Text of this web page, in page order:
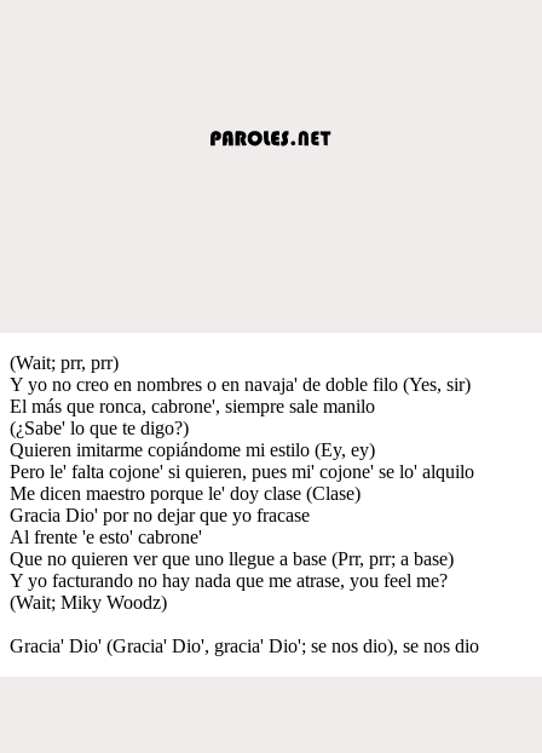
(Wait; prr, prr)
Y yo no creo en nombres o en navaja' de doble filo (Yes, sir)
El más que ronca, cabrone', siempre sale manilo
(¿Sabe' lo que te digo?)
Quieren imitarme copiándome mi estilo (Ey, ey)
Pero le' falta cojone' si quieren, pues mi' cojone' se lo' alquilo
Me dicen maestro porque le' doy clase (Clase)
Gracia Dio' por no dejar que yo fracase
Al frente 'e esto' cabrone'
Que no quieren ver que uno llegue a base (Prr, prr; a base)
Y yo facturando no hay nada que me atrase, you feel me?
(Wait; Miky Woodz)
Gracia' Dio' (Gracia' Dio', gracia' Dio'; se nos dio), se nos dio